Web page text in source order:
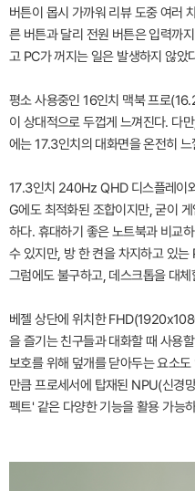
버튼이 몹시 가까워 리뷰 도중 여러
른 버튼과 달리 전원 버튼은 입력까
고 PC가 꺼지는 일은 발생하지 않았
평소 사용중인 16인치 맥북 프로
이 상대적으로 두껍게 느껴진다. 다
에는 17.3인치의 대화면을 온전히 느
17.3인치 240Hz QHD 디스플레이
G에도 최적화된 조합이지만, 굳이
하다. 휴대하기 좋은 노트북과 비교
수 있지만, 방 한 켠을 차지하고 있
그럼에도 불구하고, 데스크톱을 대
베젤 상단에 위치한
을 즐기는 친구들과 대화할 때 사용
보호를 위해 덮개를 닫아두는 요소
만큼 프로세서에 탑재된 NPU(신경
펙트' 같은 다양한 기능을 활용 가능